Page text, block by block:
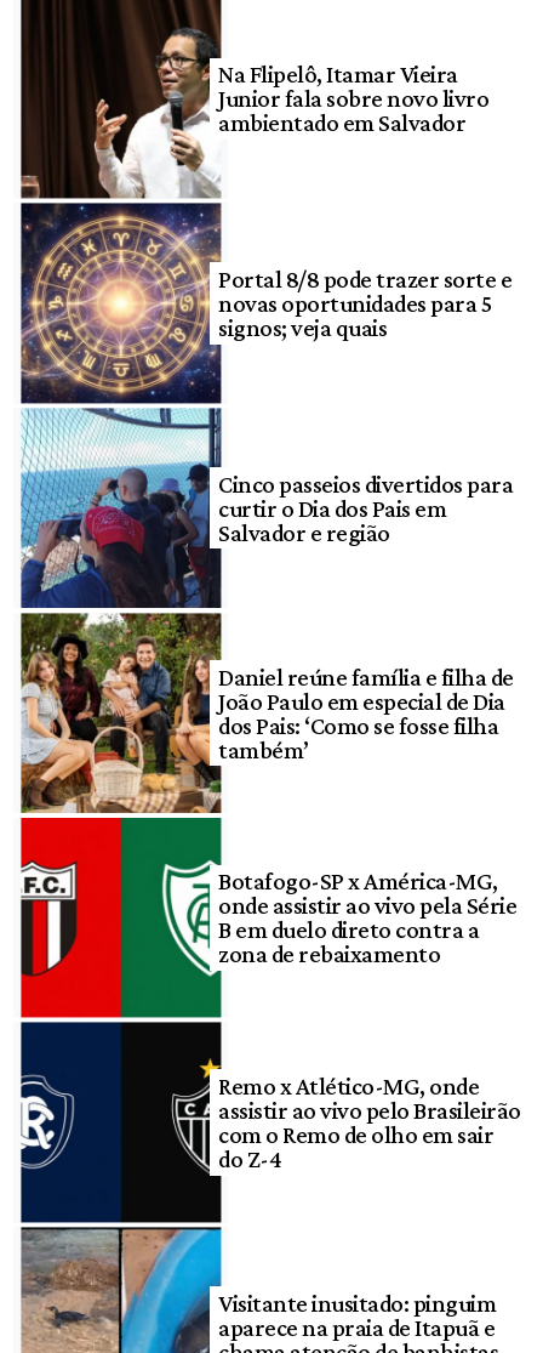
Na Flipelô, Itamar Vieira
Junior fala sobre novo livro
ambientado em Salvador
Portal 8/8 pode trazer sorte e
novas oportunidades para 5
signos; veja quais
Cinco passeios divertidos para
curtir o Dia dos Pais em
Salvador e região
Daniel reúne família e filha de
João Paulo em especial de Dia
dos Pais: ‘Como se fosse filha
também’
Botafogo-SP x América-MG,
onde assistir ao vivo pela Série
B em duelo direto contra a
zona de rebaixamento
Remo x Atlético-MG, onde
assistir ao vivo pelo Brasileirão
com o Remo de olho em sair
do Z-4
Visitante inusitado: pinguim
aparece na praia de Itapuã e